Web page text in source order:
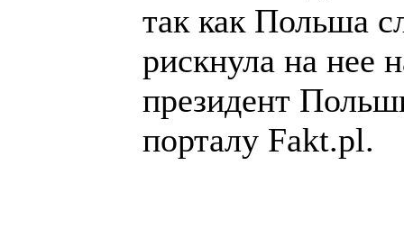
так как Польша
рискнула на нее
президент
порталу Fakt.pl.